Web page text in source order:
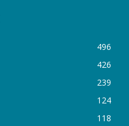
496
426
239
124
118